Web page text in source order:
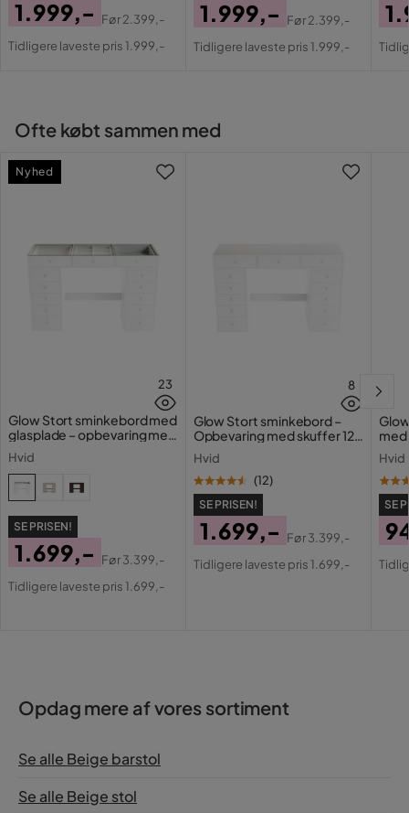
Pris
1.999,-
Original
Før2.399,-
Tidligere laveste pris 1.999,-
Pris
1.999,-
Original
Før2.399,-
Tidligere laveste pris 1.999,-
Ofte købt sammen med
23
Glow Stort sminkebord med
glasplade – opbevaring med
skuffer og rum 120 cm
Hvid
SE PRISEN!
Pris
1.699,-
Original
Før3.399,-
Tidligere laveste pris 1.699,-
Nyhed
8
Glow Stort sminkebord –
Opbevaring med skuffer 120
cm
Hvid
(12)
SE PRISEN!
Pris
1.699,-
Original
Før3.399,-
Tidligere laveste pris 1.699,-
med
Hvid
SE
Opdag mere af vores sortiment
Se alle Beige barstol
Se alle Beige stol